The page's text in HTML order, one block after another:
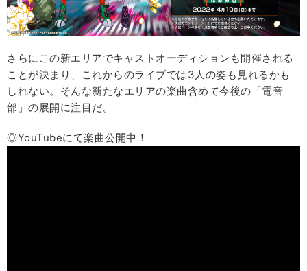
さらにこの新エリアでキャストオーディションも開催される
ことが決まり、これからのライブでは3人の姿も見れるかも
しれない。そんな新たなエリアの楽曲含めて今後の「電音
部」の展開に注目だ。
◎YouTubeにて楽曲公開中！